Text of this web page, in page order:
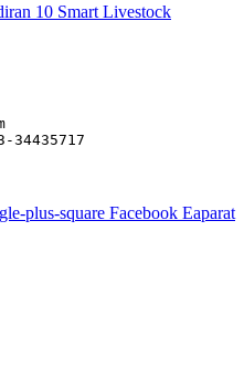
10 Smart Livestock
34435717
plus-square Facebook Eaparat